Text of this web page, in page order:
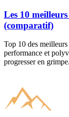
Les 10
(comparatif)
Top 10 des
performance et
progresser en grimpe.